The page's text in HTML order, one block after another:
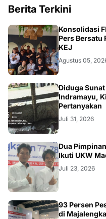
Berita Terkini
Konsolidasi
Pers Bersatu
KEJ
Agustus 05,
KRIMINAL
Diduga
Indramayu,
Pertanyakan
Juli 31, 2026
Dua
Ikuti UKW
Juli 23, 2026
93 Persen
di Majalengka